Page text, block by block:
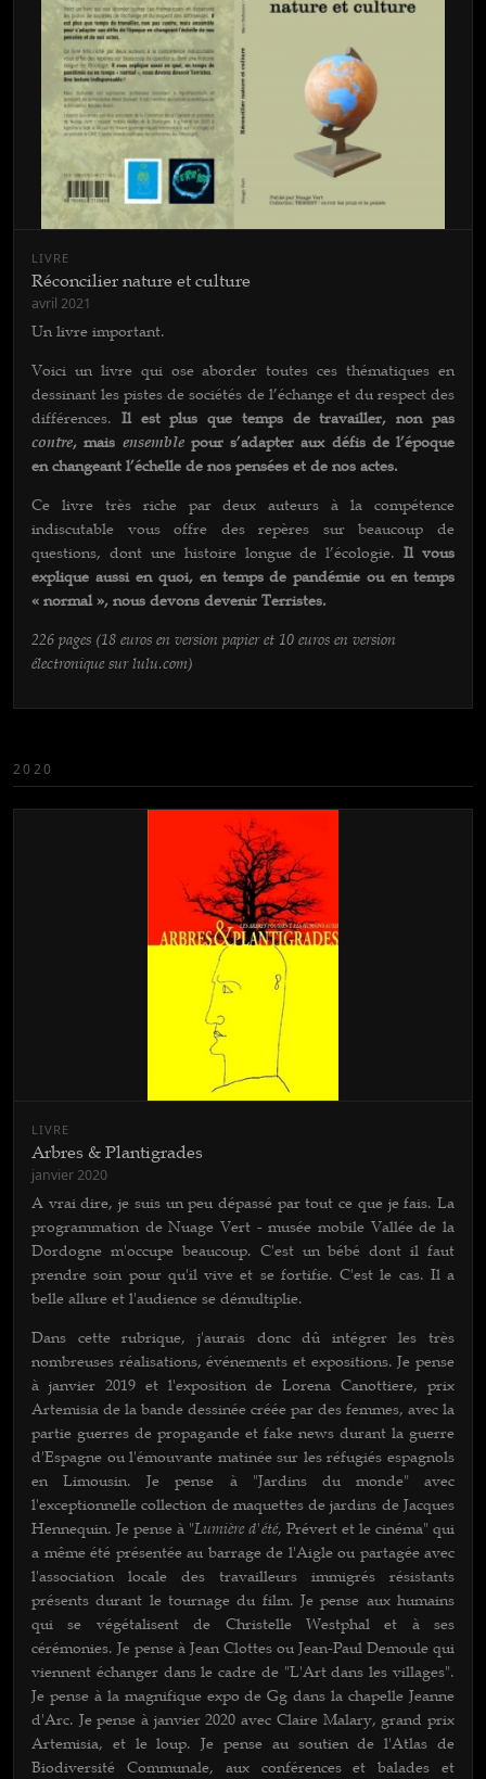
LIVRE
Réconcilier nature et culture
avril 2021
Un livre important.
Voici un livre qui ose aborder toutes ces thématiques en
dessinant les pistes de sociétés de l’échange et du respect des
différences. Il est plus que temps de travailler, non pas
contre, mais ensemble pour s’adapter aux défis de l’époque
en changeant l’échelle de nos pensées et de nos actes.
Ce livre très riche par deux auteurs à la compétence
indiscutable vous offre des repères sur beaucoup de
questions, dont une histoire longue de l’écologie.Il vous
explique aussi en quoi, en temps de pandémie ou en temps
« normal », nous devons devenir Terristes.
226 pages (18 euros en version papier et 10 euros en version
électronique sur lulu.com)
2020
LIVRE
Arbres & Plantigrades
janvier 2020
A vrai dire, je suis un peu dépassé par tout ce que je fais. La
programmation de Nuage Vert - musée mobile Vallée de la
Dordogne m'occupe beaucoup. C'est un bébé dont il faut
prendre soin pour qu'il vive et se fortifie. C'est le cas. Il a
belle allure et l'audience se démultiplie.
Dans cette rubrique, j'aurais donc dû intégrer les très
nombreuses réalisations, événements et expositions. Je pense
à janvier 2019 et l'exposition de Lorena Canottiere, prix
Artemisia de la bande dessinée créée par des femmes, avec la
partie guerres de propagande et fake news durant la guerre
d'Espagne ou l'émouvante matinée sur les réfugiés espagnols
en Limousin. Je pense à "Jardins du monde" avec
l'exceptionnelle collection de maquettes de jardins de Jacques
Hennequin. Je pense à "Lumière d'été, Prévert et le cinéma" qui
a même été présentée au barrage de l'Aigle ou partagée avec
l'association locale des travailleurs immigrés résistants
présents durant le tournage du film. Je pense aux humains
qui se végétalisent de Christelle Westphal et à ses
cérémonies. Je pense à Jean Clottes ou Jean-Paul Demoule qui
viennent échanger dans le cadre de "L'Art dans les villages".
Je pense à la magnifique expo de Gg dans la chapelle Jeanne
d'Arc. Je pense à janvier 2020 avec Claire Malary, grand prix
Artemisia, et le loup. Je pense au soutien de l'Atlas de
Biodiversité Communale, aux conférences et balades et